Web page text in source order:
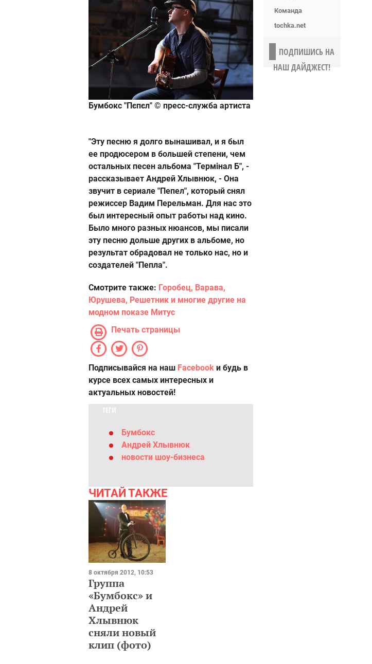
Бумбокс "Пєпєл" © пресс-служба артиста
"Эту песню я долго вынашивал, и я был
ее продюсером в большей степени, чем
остальных песен альбома "Термiнал Б", -
рассказывает Андрей Хлывнюк, - Она
звучит в сериале "Пепел", который снял
режиссер Вадим Перельман. Для нас это
был интересный опыт работы над кино.
Было много разных нюансов, мы писали
эту песню дольше других в альбоме, но
результат обрадовал не только нас, но и
создателей "Пепла".
Смотрите также: Горобец, Варава,
Юрушева, Решетник и многие другие на
модном показе Митус
Печать страницы
Подписывайся на наш Facebook и будь в
курсе всех самых интересных и
актуальных новостей!
ТЕГИ
Бумбокс
Андрей Хлывнюк
новости шоу-бизнеса
ЧИТАЙ ТАКЖЕ
8 октября 2012, 10:53
Группа
«Бумбокс» и
Андрей
Хлывнюк
сняли новый
клип (фото)
Команда
tochka.net
ПОДПИШИСЬ НА
НАШ ДАЙДЖЕСТ!